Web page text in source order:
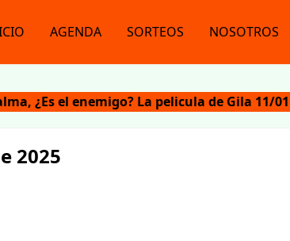
AGENDA SORTEOS NOSOTROS
¿Es el enemigo? La pelicula de Gila 11/01
2025